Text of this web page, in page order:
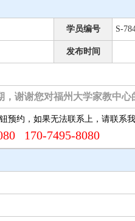
学员编号 S-
发布时间
，谢谢您对福州大学家教中心
预约，如果无法联系上，请联系
170-7495-8080